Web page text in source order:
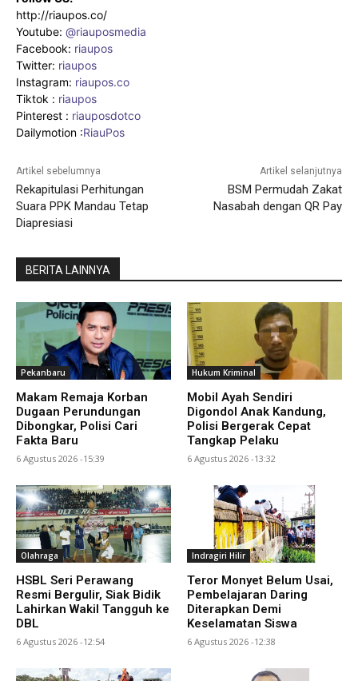
http://riaupos.co/
Youtube: @riauposmedia
Facebook: riaupos
Twitter: riaupos
Instagram: riaupos.co
Tiktok : riaupos
Pinterest : riauposdotco
Dailymotion :RiauPos
Artikel sebelumnya
Rekapitulasi Perhitungan
Suara PPK Mandau Tetap
Diapresiasi
Artikel selanjutnya
BSM Permudah Zakat
Nasabah dengan QR Pay
BERITA LAINNYA
Pekanbaru
Makam Remaja Korban
Dugaan Perundungan
Dibongkar, Polisi Cari
Fakta Baru
6 Agustus 2026 -15:39
Hukum Kriminal
Mobil Ayah Sendiri
Digondol Anak Kandung,
Polisi Bergerak Cepat
Tangkap Pelaku
6 Agustus 2026 -13:32
Olahraga
HSBL Seri Perawang
Resmi Bergulir, Siak Bidik
Lahirkan Wakil Tangguh ke
DBL
6 Agustus 2026 -12:54
Indragiri Hilir
Teror Monyet Belum Usai,
Pembelajaran Daring
Diterapkan Demi
Keselamatan Siswa
6 Agustus 2026 -12:38